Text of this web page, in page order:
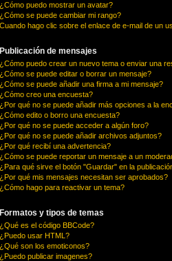
¿Cómo puedo mostrar un avatar?
¿Cómo se puede cambiar mi rango?
Cuando hago clic sobre el enlace de e-mail de un
Publicación de mensajes
¿Cómo puedo crear un nuevo tema o enviar una
¿Cómo se puede editar o borrar un mensaje?
¿Cómo se puede añadir una firma a mi mensaje?
¿Cómo creo una encuesta?
¿Por qué no se puede añadir más opciones a la
¿Cómo edito o borro una encuesta?
¿Por qué no se puede acceder a algún foro?
¿Por qué no se puede añadir archivos adjuntos?
¿Por qué recibí una advertencia?
¿Cómo se puede reportar un mensaje a un
¿Para qué sirve el botón "Guardar" en la
¿Por qué mis mensajes necesitan ser aprobados?
¿Cómo hago para reactivar un tema?
Formatos y tipos de temas
¿Qué es el código BBCode?
¿Puedo usar HTML?
¿Qué son los emoticonos?
¿Puedo publicar imagenes?